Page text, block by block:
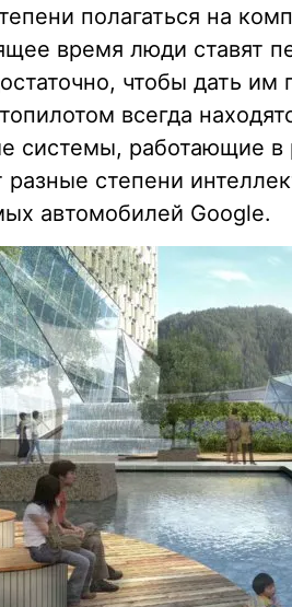
полагаться на
время люди ставят
чтобы дать
всегда
системы, работающие в
степени
автомобилей Google.